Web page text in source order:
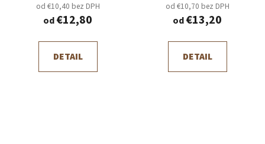
od €10,40 bez DPH
od€12,80
DETAIL
od €10,70 bez DPH
od€13,20
DETAIL